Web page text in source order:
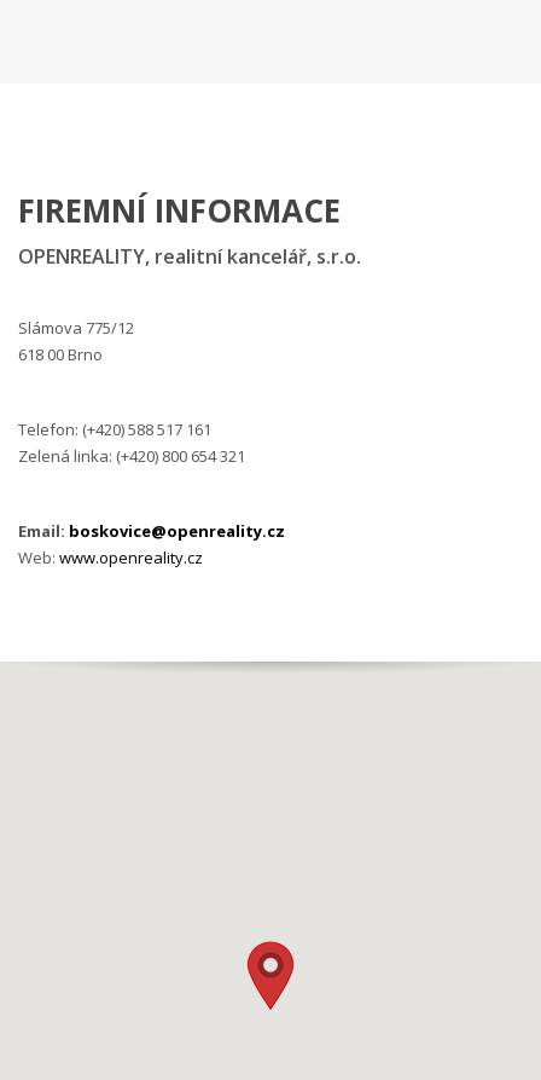
FIREMNÍ INFORMACE
OPENREALITY, realitní kancelář, s.r.o.
Slámova 775/12
618 00 Brno
Telefon: (+420)588 517 161
Zelená linka: (+420) 800 654 321
Email: boskovice@openreality.cz
Web: www.openreality.cz